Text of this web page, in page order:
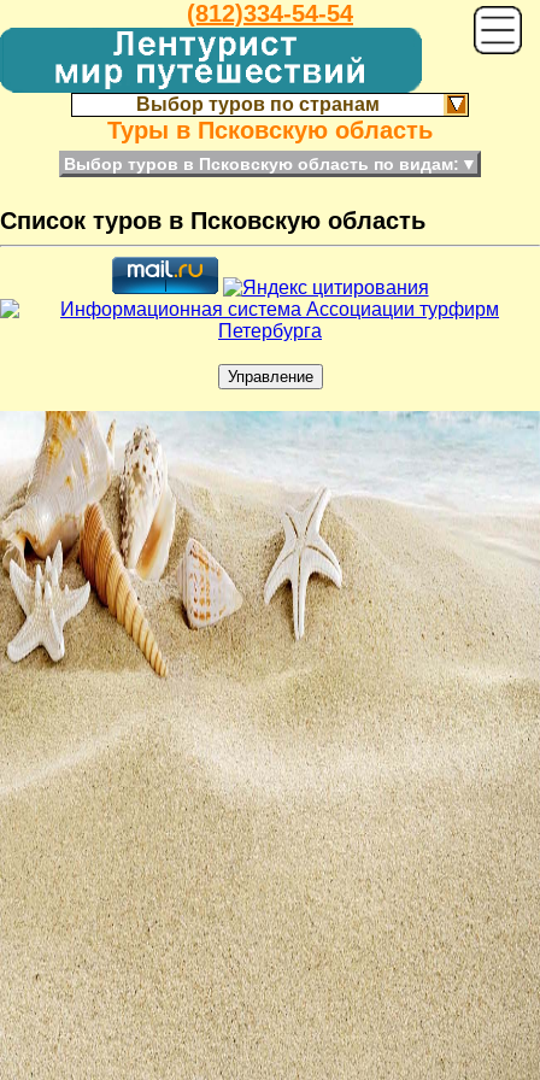
(812)334-54-54
Выбор туров по странам
Туры в Псковскую область
Выбор туров в Псковскую область по видам: ▼
Список туров в Псковскую область